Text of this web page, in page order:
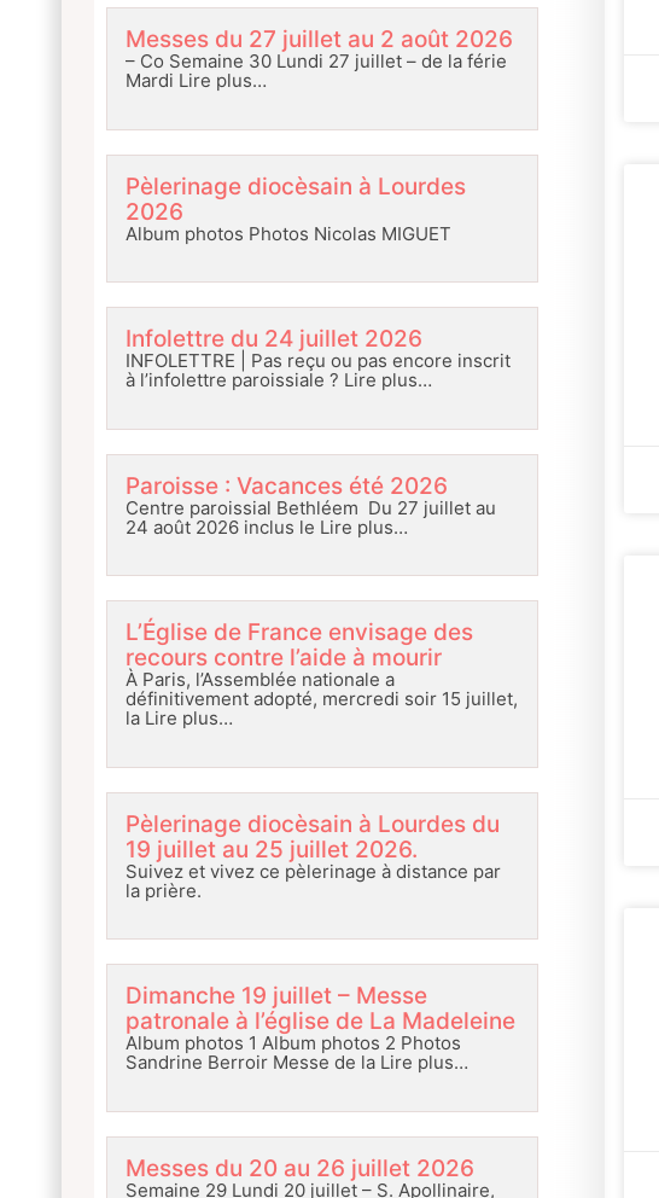
Messes du 27 juillet au 2 août 2026
– Co Semaine 30 Lundi 27 juillet – de la férie
Mardi Lire plus…
Pèlerinage diocèsain à Lourdes
2026
Album photos Photos Nicolas MIGUET
Infolettre du 24 juillet 2026
INFOLETTRE | Pas reçu ou pas encore inscrit
à l’infolettre paroissiale ? Lire plus…
Paroisse : Vacances été 2026
Centre paroissial Bethléem Du 27 juillet au
24 août 2026 inclus le Lire plus…
L’Église de France envisage des
recours contre l’aide à mourir
À Paris, l’Assemblée nationale a
définitivement adopté, mercredi soir 15 juillet,
la Lire plus…
Pèlerinage diocèsain à Lourdes du
19 juillet au 25 juillet 2026.
Suivez et vivez ce pèlerinage à distance par
la prière.
Dimanche 19 juillet – Messe
patronale à l’église de La Madeleine
Album photos 1 Album photos 2 Photos
Sandrine Berroir Messe de la Lire plus…
Messes du 20 au 26 juillet 2026
Semaine 29 Lundi 20 juillet – S. Apollinaire,